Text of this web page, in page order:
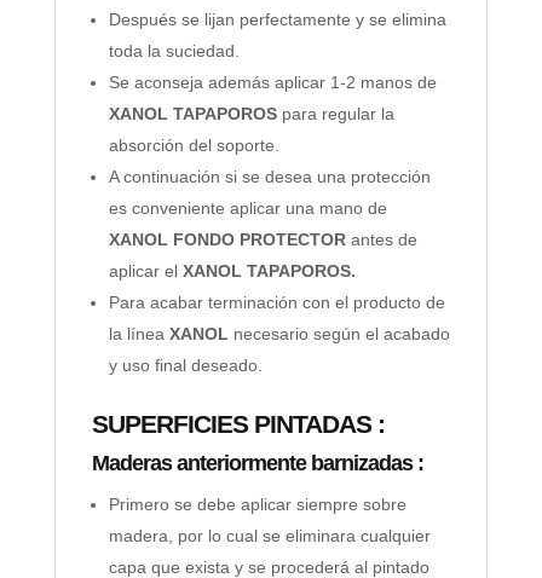
Después se lijan perfectamente y se elimina
toda la suciedad.
Se aconseja además aplicar 1-2 manos de
XANOL TAPAPOROSpara regular la
absorción del soporte.
A continuación si se desea una protección
es conveniente aplicar una mano de
XANOL FONDO PROTECTORantes de
aplicar el XANOL TAPAPOROS.
Para acabar terminación con el producto de
la líneaXANOL necesario según el acabado
y uso final deseado.
SUPERFICIES PINTADAS :
Maderas anteriormente barnizadas :
Primero se debe aplicar siempre sobre
madera, por lo cual se eliminara cualquier
capa que exista y se procederá al pintado